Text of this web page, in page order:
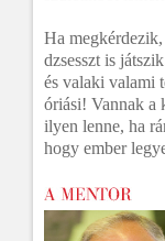
Ha
dzsesszt is
és valaki valami
óriási! Vannak a
ilyen lenne, ha
hogy ember